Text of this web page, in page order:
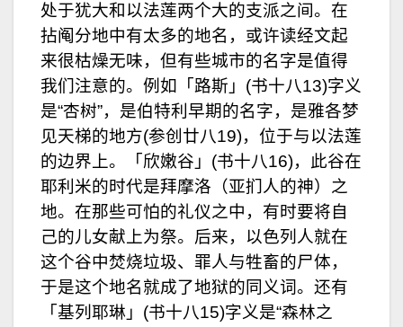
处于犹大和以法莲两个大的支派之间。在
拈阄分地中有太多的地名，或许读经文起
来很枯燥无味，但有些城市的名字是值得
我们注意的。例如「路斯」(书十八13)字义
是“杏树”，是伯特利早期的名字，是雅各梦
见天梯的地方(参创廿八19)，位于与以法莲
的边界上。「欣嫩谷」(书十八16)，此谷在
耶利米的时代是拜摩洛（亚扪人的神）之
地。在那些可怕的礼仪之中，有时要将自
己的儿女献上为祭。后来，以色列人就在
这个谷中焚烧垃圾、罪人与牲畜的尸体，
于是这个地名就成了地狱的同义词。还有
「基列耶琳」(书十八15)字义是“森林之